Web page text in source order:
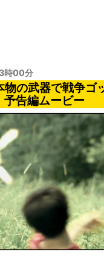
時00分
物の武器で戦争ゴ
告編ムービー